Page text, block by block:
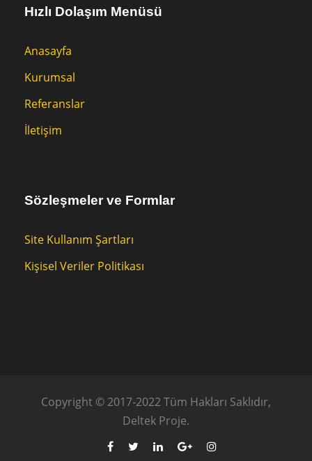
Hızlı Dolaşım Menüsü
Anasayfa
Kurumsal
Referanslar
İletişim
Sözleşmeler ve Formlar
Site Kullanım Şartları
Kişisel Veriler Politikası
Copyright © 2017-2022 Tüm Hakları Saklıdır,
Deltek Proje.